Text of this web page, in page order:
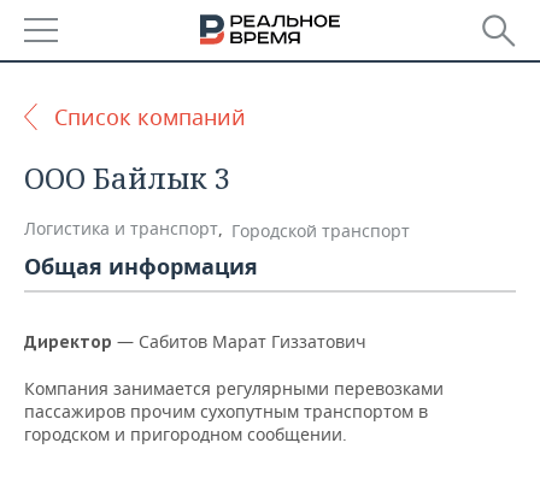
ТАТАРСТАН
УДМУРТИЯ
НОВОСТИ АНАЛИТИКИ
ВУЗЫ ТАТАРСТАНА
ЭКОНОМИКА
БАНКИ
ПРОМЫШЛЕННОСТИ
АГРОПРОМ
НОВОСТИ НЕДВИЖИМОСТИ
АВТО
Список компаний
ООО Байлык 3
Логистика и транспорт, Городской транспорт
Общая информация
Директор — Сабитов Марат Гиззатович
Компания занимается регулярными перевозками
пассажиров прочим сухопутным транспортом в
городском и пригородном сообщении.